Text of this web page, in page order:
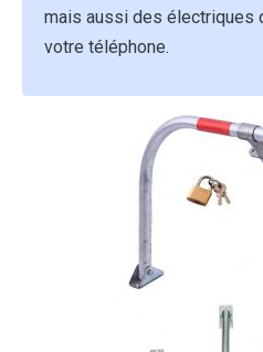
mais aussi des électriques
votre téléphone.